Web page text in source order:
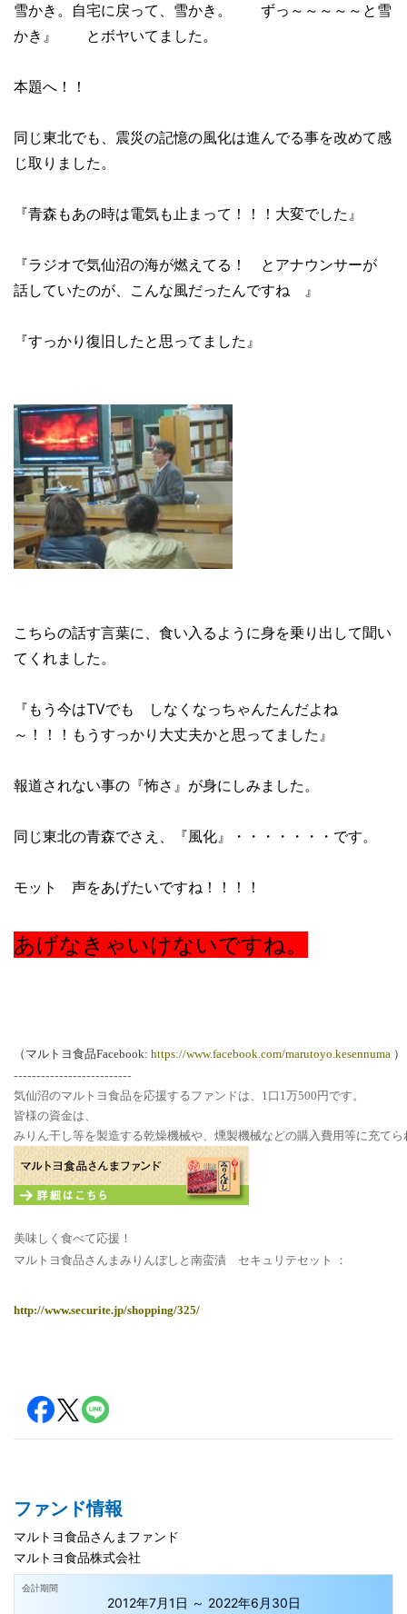
雪かき。自宅に戻って、雪かき。 ずっ～～～～～と雪
かき』 とボヤいてました。
本題へ！！
同じ東北でも、震災の記憶の風化は進んでる事を改めて感
じ取りました。
『青森もあの時は電気も止まって！！！大変でした』
『ラジオで気仙沼の海が燃えてる！ とアナウンサーが
話していたのが、こんな風だったんですね 』
『すっかり復旧したと思ってました』
こちらの話す言葉に、食い入るように身を乗り出して聞い
てくれました。
『もう今はTVでも しなくなっちゃんたんだよね
～！！！もうすっかり大丈夫かと思ってました』
報道されない事の『怖さ』が身にしみました。
同じ東北の青森でさえ、『風化』・・・・・・・です。
モット 声をあげたいですね！！！！
あげなきゃいけないですね。
（マルトヨ食品Facebook: https://www.facebook.com/marutoyo.kesennuma ）
--------------------------
気仙沼のマルトヨ食品を応援するファンドは、1口1万500円です。
皆様の資金は、
みりん干し等を製造する乾燥機械や、燻製機械などの購入費用等に充てら
美味しく食べて応援！
マルトヨ食品さんまみりんぼしと南蛮漬 セキュリテセット ：
http://www.securite.jp/shopping/325/
ファンド情報
マルトヨ食品さんまファンド
マルトヨ食品株式会社
会計期間
2012年7月1日 ～ 2022年6月30日